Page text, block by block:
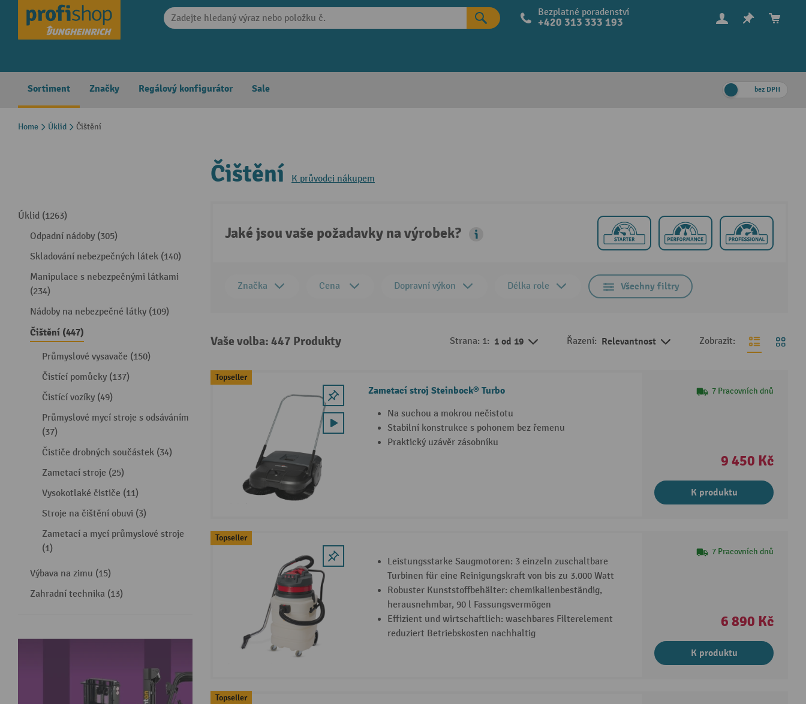
Skip to main navigation Bezplatné poradenství
+420 313 333 193
Sortiment Značky Regálový konfigurátor Sale bez DPH
Home Úklid Čištění
Úklid (1263)
Odpadní nádoby (305)
Skladování nebezpečných látek (140)
Manipulace s nebezpečnými látkami
(234)
Nádoby na nebezpečné látky (109)
Čištění (447)
Průmyslové vysavače (150)
Čistící pomůcky (137)
Čistící vozíky (49)
Průmyslové mycí stroje s odsáváním
(37)
Čističe drobných součástek (34)
Zametací stroje (25)
Vysokotlaké čističe (11)
Stroje na čištění obuvi (3)
Zametací a mycí průmyslové stroje
(1)
Výbava na zimu (15)
Zahradní technika (13)
Čištění K průvodci nákupem
Jaké jsou vaše požadavky na výrobek?
Značka Cena Dopravní výkon Délka role Všechny filtry
Vaše volba: 447 Produkty Strana: 1: 1 od 19 Řazení: Relevantnost Zobrazit:
Topseller
Zametací stroj Steinbock® Turbo
Na suchou a mokrou nečistotu
Stabilní konstrukce s pohonem bez řemenu
Praktický uzávěr zásobníku
7 Pracovních dnů
9 450 Kč
K produktu
Topseller
Leistungsstarke Saugmotoren: 3 einzeln zuschaltbare
Turbinen für eine Reinigungskraft von bis zu 3.000 Watt
Robuster Kunststoffbehälter: chemikalienbeständig,
herausnehmbar, 90 l Fassungsvermögen
Effizient und wirtschaftlich: waschbares Filterelement
reduziert Betriebskosten nachhaltig
7 Pracovních dnů
6 890 Kč
K produktu
Topseller